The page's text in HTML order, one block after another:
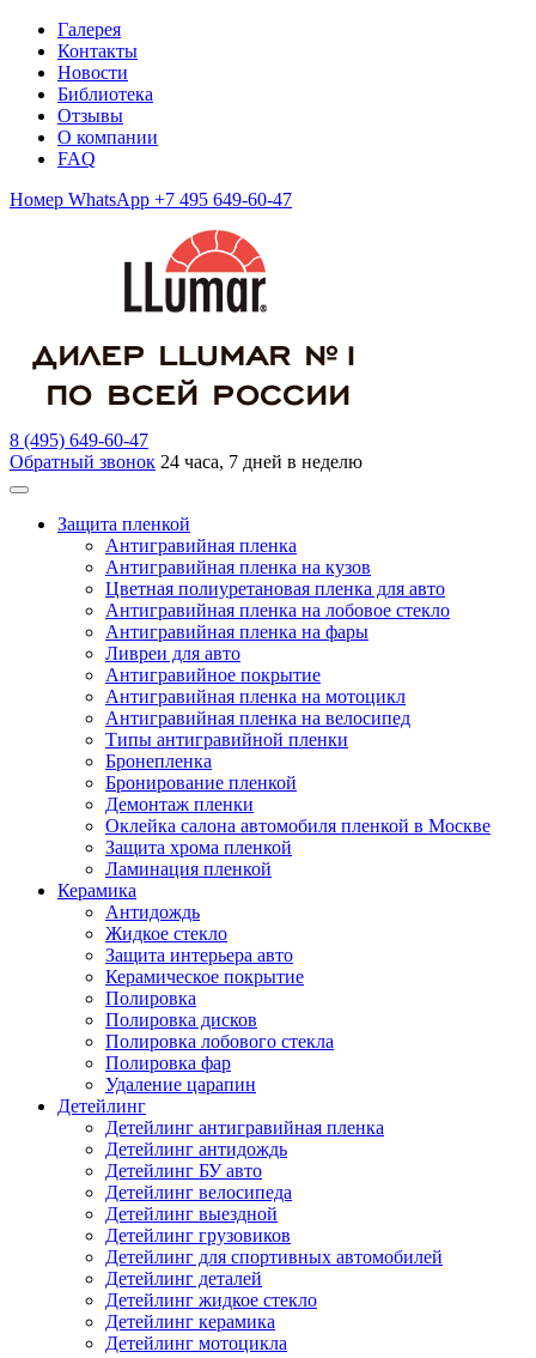
Галерея
Контакты
Новости
Библиотека
Отзывы
О компании
FAQ
Номер WhatsApp +7 495 649-60-47
8 (495) 649-60-47
Обратный звонок 24 часа, 7 дней в неделю
Защита пленкой
Антигравийная пленка
Антигравийная пленка на кузов
Цветная полиуретановая пленка для авто
Антигравийная пленка на лобовое стекло
Антигравийная пленка на фары
Ливреи для авто
Антигравийное покрытие
Антигравийная пленка на мотоцикл
Антигравийная пленка на велосипед
Типы антигравийной пленки
Бронепленка
Бронирование пленкой
Демонтаж пленки
Оклейка салона автомобиля пленкой в Москве
Защита хрома пленкой
Ламинация пленкой
Керамика
Антидождь
Жидкое стекло
Защита интерьера авто
Керамическое покрытие
Полировка
Полировка дисков
Полировка лобового стекла
Полировка фар
Удаление царапин
Детейлинг
Детейлинг антигравийная пленка
Детейлинг антидождь
Детейлинг БУ авто
Детейлинг велосипеда
Детейлинг выездной
Детейлинг грузовиков
Детейлинг для спортивных автомобилей
Детейлинг деталей
Детейлинг жидкое стекло
Детейлинг керамика
Детейлинг мотоцикла